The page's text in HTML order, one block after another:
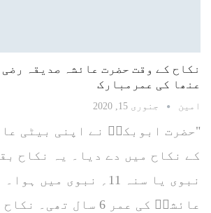
نکاح کے وقت حضرت عائشہ صدیقہ
عنھا کی عمرمبارک
امین جنوری 15, 2020
"حضرت ابوبکرؓ نے اپنی بیٹی
نبوی یا سنہ 11؍ نبوی
عائشہؓ کی عمر 6 سال